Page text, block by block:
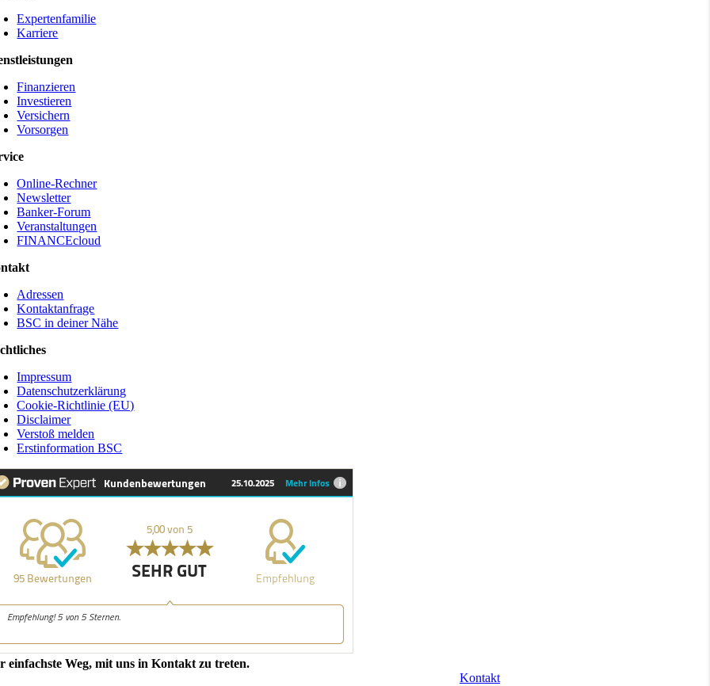
Expertenfamilie
Karriere
Finanzieren
Investieren
Versichern
Vorsorgen
Online-Rechner
Newsletter
Banker-Forum
Veranstaltungen
FINANCEcloud
Adressen
Kontaktanfrage
BSC in deiner Nähe
Impressum
Datenschutzerklärung
Cookie-Richtlinie (EU)
Disclaimer
Verstoß melden
Erstinformation BSC
einfachste Weg, mit uns in Kontakt zu treten.
Kontakt